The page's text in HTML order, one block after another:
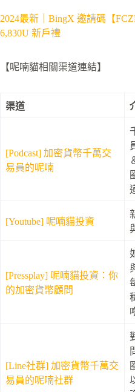
2024最新｜BingX 邀請碼【
6,830U 新戶禮
【呢喃貓相關渠道連結】
渠道
[Podcast] 加密貨幣千萬交
易員的呢喃
[Youtube] 呢喃貓投資
[Pressplay] 呢喃貓投資：你
的加密貨幣顧問
[Line社群] 加密貨幣千萬交
易員的呢喃社群